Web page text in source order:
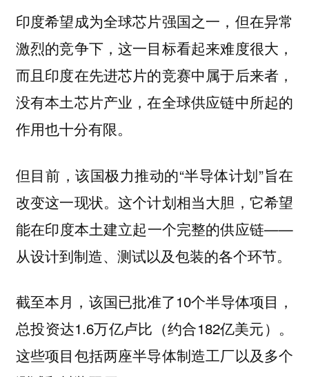
印度希望成为全球芯片强国之一，但在异常
激烈的竞争下，这一目标看起来难度很大，
而且印度在先进芯片的竞赛中属于后来者，
没有本土芯片产业，在全球供应链中所起的
作用也十分有限。
但目前，该国极力推动的“半导体计划”旨在
改变这一现状。这个计划相当大胆，它希望
能在印度本土建立起一个完整的供应链——
从设计到制造、测试以及包装的各个环节。
截至本月，该国已批准了10个半导体项目，
总投资达1.6万亿卢比（约合182亿美元）。
这些项目包括两座半导体制造工厂以及多个